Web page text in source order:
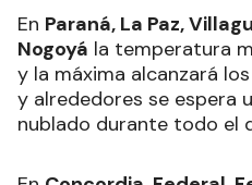
En Paraná, La Paz,
Nogoyá la temperatura
y la máxima alcanzará
y alrededores se espera
nublado durante todo el